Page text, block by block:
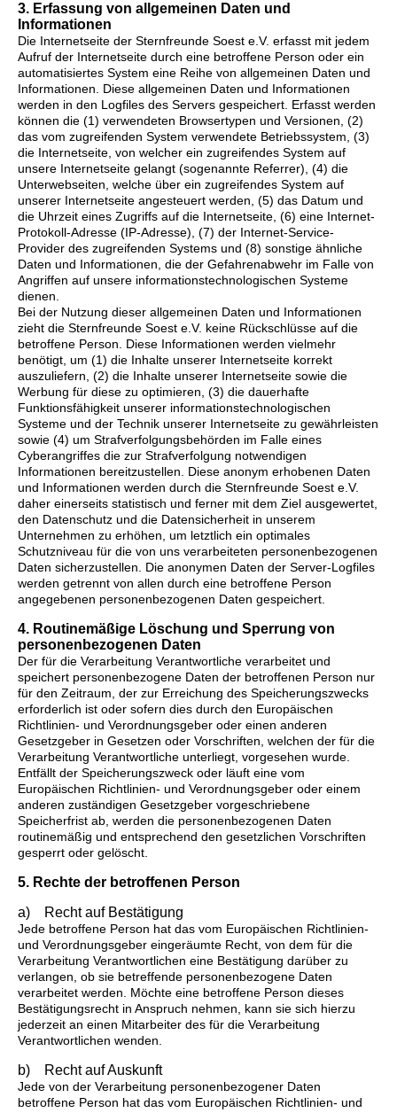
3. Erfassung von allgemeinen Daten und
Informationen
Die Internetseite der Sternfreunde Soest e.V. erfasst mit jedem
Aufruf der Internetseite durch eine betroffene Person oder ein
automatisiertes System eine Reihe von allgemeinen Daten und
Informationen. Diese allgemeinen Daten und Informationen
werden in den Logfiles des Servers gespeichert. Erfasst werden
können die (1) verwendeten Browsertypen und Versionen, (2)
das vom zugreifenden System verwendete Betriebssystem, (3)
die Internetseite, von welcher ein zugreifendes System auf
unsere Internetseite gelangt (sogenannte Referrer), (4) die
Unterwebseiten, welche über ein zugreifendes System auf
unserer Internetseite angesteuert werden, (5) das Datum und
die Uhrzeit eines Zugriffs auf die Internetseite, (6) eine Internet-
Protokoll-Adresse (IP-Adresse), (7) der Internet-Service-
Provider des zugreifenden Systems und (8) sonstige ähnliche
Daten und Informationen, die der Gefahrenabwehr im Falle von
Angriffen auf unsere informationstechnologischen Systeme
dienen.
Bei der Nutzung dieser allgemeinen Daten und Informationen
zieht die Sternfreunde Soest e.V. keine Rückschlüsse auf die
betroffene Person. Diese Informationen werden vielmehr
benötigt, um (1) die Inhalte unserer Internetseite korrekt
auszuliefern, (2) die Inhalte unserer Internetseite sowie die
Werbung für diese zu optimieren, (3) die dauerhafte
Funktionsfähigkeit unserer informationstechnologischen
Systeme und der Technik unserer Internetseite zu gewährleisten
sowie (4) um Strafverfolgungsbehörden im Falle eines
Cyberangriffes die zur Strafverfolgung notwendigen
Informationen bereitzustellen. Diese anonym erhobenen Daten
und Informationen werden durch die Sternfreunde Soest e.V.
daher einerseits statistisch und ferner mit dem Ziel ausgewertet,
den Datenschutz und die Datensicherheit in unserem
Unternehmen zu erhöhen, um letztlich ein optimales
Schutzniveau für die von uns verarbeiteten personenbezogenen
Daten sicherzustellen. Die anonymen Daten der Server-Logfiles
werden getrennt von allen durch eine betroffene Person
angegebenen personenbezogenen Daten gespeichert.
4. Routinemäßige Löschung und Sperrung von
personenbezogenen Daten
Der für die Verarbeitung Verantwortliche verarbeitet und
speichert personenbezogene Daten der betroffenen Person nur
für den Zeitraum, der zur Erreichung des Speicherungszwecks
erforderlich ist oder sofern dies durch den Europäischen
Richtlinien- und Verordnungsgeber oder einen anderen
Gesetzgeber in Gesetzen oder Vorschriften, welchen der für die
Verarbeitung Verantwortliche unterliegt, vorgesehen wurde.
Entfällt der Speicherungszweck oder läuft eine vom
Europäischen Richtlinien- und Verordnungsgeber oder einem
anderen zuständigen Gesetzgeber vorgeschriebene
Speicherfrist ab, werden die personenbezogenen Daten
routinemäßig und entsprechend den gesetzlichen Vorschriften
gesperrt oder gelöscht.
5. Rechte der betroffenen Person
a) Recht auf Bestätigung
Jede betroffene Person hat das vom Europäischen Richtlinien-
und Verordnungsgeber eingeräumte Recht, von dem für die
Verarbeitung Verantwortlichen eine Bestätigung darüber zu
verlangen, ob sie betreffende personenbezogene Daten
verarbeitet werden. Möchte eine betroffene Person dieses
Bestätigungsrecht in Anspruch nehmen, kann sie sich hierzu
jederzeit an einen Mitarbeiter des für die Verarbeitung
Verantwortlichen wenden.
b) Recht auf Auskunft
Jede von der Verarbeitung personenbezogener Daten
betroffene Person hat das vom Europäischen Richtlinien- und